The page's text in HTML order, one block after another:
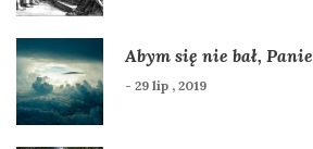
Abym się nie bał, Panie
- 29 lip , 2019